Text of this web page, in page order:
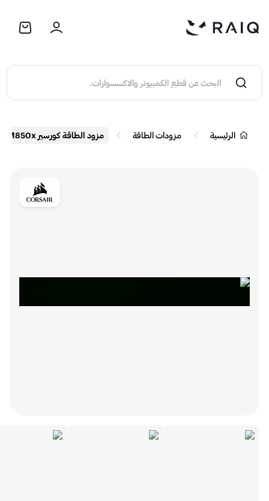
الرئيسية مزودات الطاقة مزود الطاقة كورسير RM850x بقدرة 850 واط معياري بالكامل - بكفاءة +80 Gold - أسود